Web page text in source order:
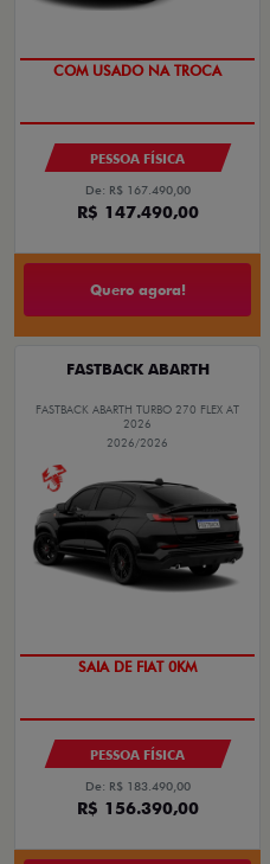
OPORTUNIDADE
PESSOA FÍSICA
De: R$ 167.490,00
R$ 147.490,00
Quero agora!
FASTBACK ABARTH
FASTBACK ABARTH TURBO 270 FLEX AT
2026
2026/2026
PREÇO IMPERDÍVEL
PESSOA FÍSICA
De: R$ 183.490,00
R$ 156.390,00